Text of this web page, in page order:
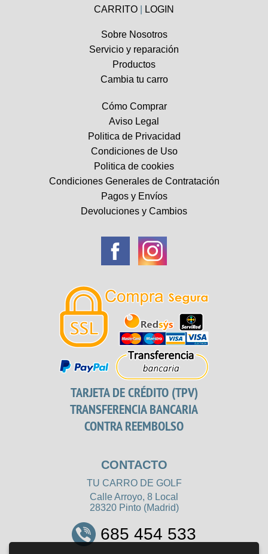
CARRITO LOGIN
Sobre Nosotros
Servicio y reparación
Productos
Cambia tu carro
Cómo Comprar
Aviso Legal
Politica de Privacidad
Condiciones de Uso
Politica de cookies
Condiciones Generales de Contratación
Pagos y Envíos
Devoluciones y Cambios
TARJETA DE CRÉDITO (TPV)
TRANSFERENCIA BANCARIA
CONTRA REEMBOLSO
CONTACTO
TU CARRO DE GOLF
Calle Arroyo, 8 Local
28320 Pinto (Madrid)
685 454 533